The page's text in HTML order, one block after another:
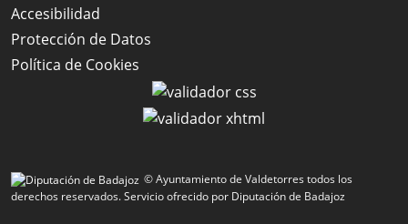
Accesibilidad
Protección de Datos
Política de Cookies
© Ayuntamiento de Valdetorres todos los
derechos reservados.Servicio ofrecido por Diputación de Badajoz